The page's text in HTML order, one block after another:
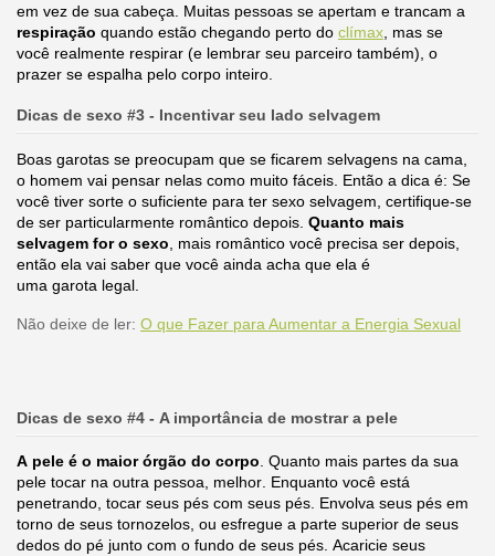
em vez de sua cabeça. Muitas pessoas se apertam e trancam a
respiração quando estão chegando perto do clímax, mas se
você realmente respirar (e lembrar seu parceiro também), o
prazer se espalha pelo corpo inteiro.
Dicas de sexo #3 - Incentivar seu lado selvagem
Boas garotas se preocupam que se ficarem selvagens na cama,
o homem vai pensar nelas como muito fáceis. Então a dica é: Se
você tiver sorte o suficiente para ter sexo selvagem, certifique-se
de ser particularmente romântico depois. Quanto mais
selvagem for o sexo , mais romântico você precisa ser depois,
então ela vai saber que você ainda acha que ela é
uma garota legal.
Não deixe de ler: Oque Fazer para Aumentar a Energia Sexual
Dicas de sexo #4 - A importância de mostrar a pele
A pele é o maior órgão do corpo. Quanto mais partes da sua
pele tocar na outra pessoa, melhor. Enquanto você está
penetrando, tocar seus pés com seus pés. Envolva seus pés em
torno de seus tornozelos, ou esfregue a parte superior de seus
dedos do pé junto com o fundo de seus pés. Acaricie seus